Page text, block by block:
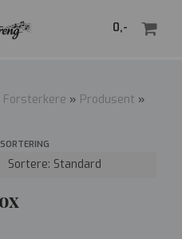
0,-
Forsterkere » Produsent »
SORTERING